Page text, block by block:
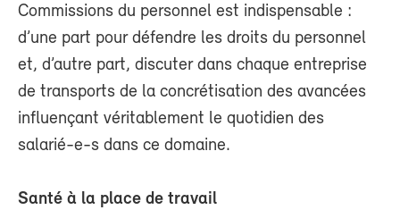
Commissions du personnel est indispensable :
d’une part pour défendre les droits du personnel
et, d’autre part, discuter dans chaque entreprise
de transports de la concrétisation des avancées
influençant véritablement le quotidien des
salarié-e-s dans ce domaine.
Santé à la place de travail